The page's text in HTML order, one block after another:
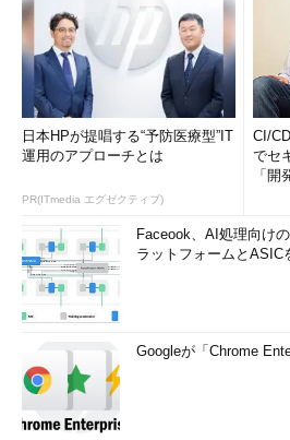
日本HPが提唱する“予防医療型”IT
運用のアプローチとは
PR(ITmedia エグゼクティブ)
CI/
でセ
「
Faceook、AI処理向け
ラットフォームとASIC
Googleが「Chrome